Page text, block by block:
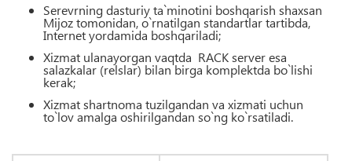
Serevrning dasturiy ta`minotini boshqarish shaxsan
Mijoz tomonidan, o`rnatilgan standartlar tartibda,
Internet yordamida boshqariladi;
Xizmat ulanayorgan vaqtda RACK server esa
salazkalar (relslar) bilan birga komplektda bo`lishi
kerak;
Xizmat shartnoma tuzilgandan va xizmati uchun
to`lov amalga oshirilgandan so`ng ko`rsatiladi.